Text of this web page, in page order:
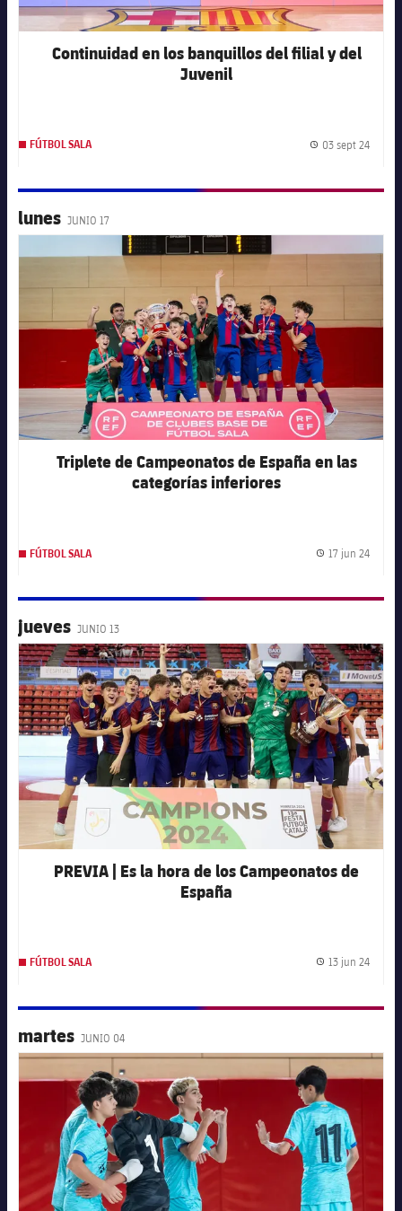
Continuidad en los banquillos del filial y del
Juvenil
FÚTBOL SALA Fecha
03 sept 24
lunes JUNIO 17
FC Barcelona club badge
Triplete de Campeonatos de España en las
categorías inferiores
FÚTBOL SALA Fecha
17 jun 24
jueves JUNIO 13
FC Barcelona club badge
PREVIA | Es la hora de los Campeonatos de
España
FÚTBOL SALA Fecha
13 jun 24
martes JUNIO 04
FC Barcelona club badge